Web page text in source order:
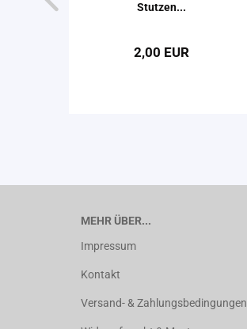
Stut­zen...
2,00 EUR
MEHR ÜBER...
Impressum
Kontakt
Versand- & Zahlungsbedingungen